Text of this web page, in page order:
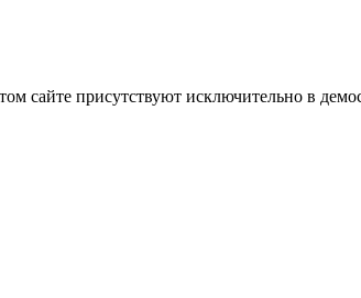
сайте присутствуют исключительно в